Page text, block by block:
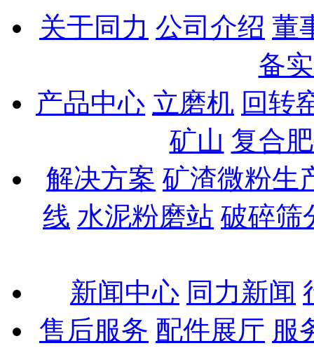
关于同力 公司介绍 董
备
产品中心 立磨机 回转
矿山 复合
解决方案 矿渣微粉生
线 水泥粉磨站 破碎筛
新闻中心 同力新闻
售后服务 配件展厅 服